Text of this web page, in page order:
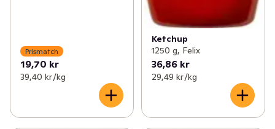
Prismatch
19,70 kr
39,40 kr /kg
Ketchup
1250 g, Felix
36,86 kr
29,49 kr /kg